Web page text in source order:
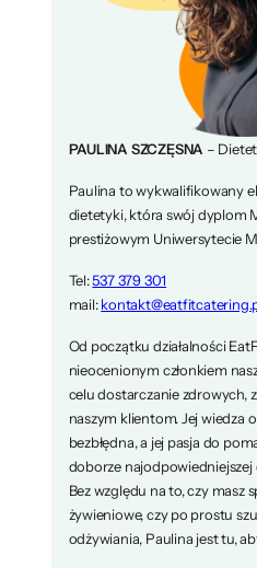
PAULINA SZCZĘSNA –
Paulina to wykwalifikowany
dietetyki, która swój dyplom
prestiżowym Uniwersytecie
Tel:537 379 301
mail:
Od początku działalności
nieocenionym członkiem
celu dostarczanie zdrowych,
naszym klientom. Jej wiedza
bezbłędna, a jej pasja do
doborze
Bez względu na to, czy masz
żywieniowe, czy po prostu
odżywiania, Paulina jest tu,